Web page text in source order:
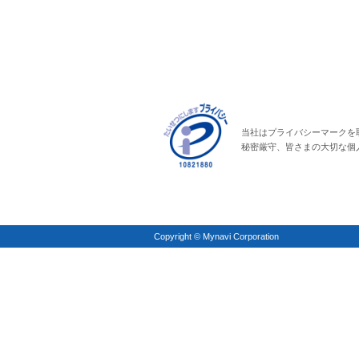
当社はプライバシーマークを
秘密厳守、皆さまの大切な個
Copyright © Mynavi Corporation